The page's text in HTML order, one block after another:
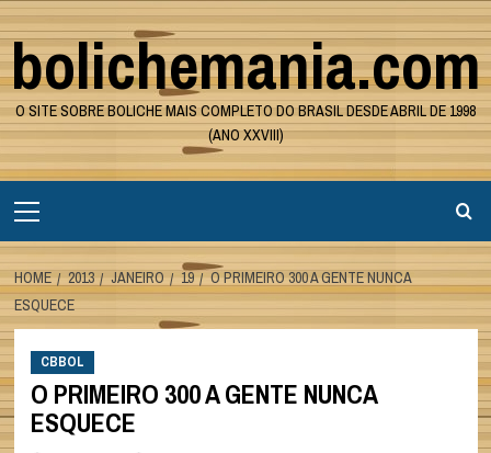
Skip
to
content
bolichemania.com
O SITE SOBRE BOLICHE MAIS COMPLETO DO BRASIL DESDE ABRIL DE 1998
(ANO XXVIII)
Menu
HOME 2013 JANEIRO 19
O PRIMEIRO 300 A GENTE NUNCA
ESQUECE
CBBOL
O PRIMEIRO 300 A GENTE NUNCA
ESQUECE